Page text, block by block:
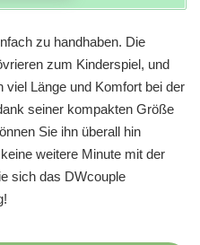
zu handhaben. Die
zum Kinderspiel, und
viel Länge und Komfort bei der
seiner kompakten Größe
Sie ihn überall hin
weitere Minute mit der
sich das DWcouple